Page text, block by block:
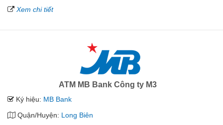
Xem chi tiết
ATM MB Bank Công ty M3
Ký hiệu: MB Bank
Quận/Huyện: Long Biên